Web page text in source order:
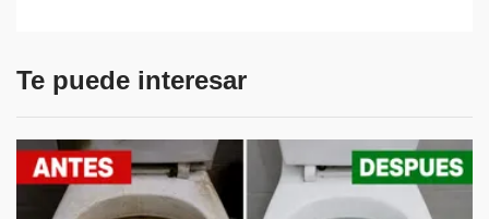
Te puede interesar